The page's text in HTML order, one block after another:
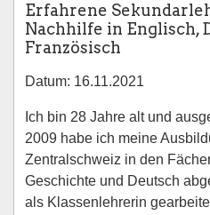
Erfahrene
Nachhilfe in Englisch,
Französisch
Datum: 16.11.2021
Ich bin 28 Jahre alt und
2009 habe ich meine
Zentralschweiz in den
Geschichte und Deutsch
als Klassenlehrerin